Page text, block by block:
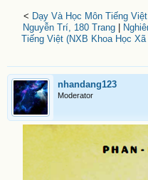
< Dạy Và Học Môn Tiếng
Nguyễn Trí, 180 Trang
Tiếng Việt (NXB Khoa Học
nhandang123
Moderator